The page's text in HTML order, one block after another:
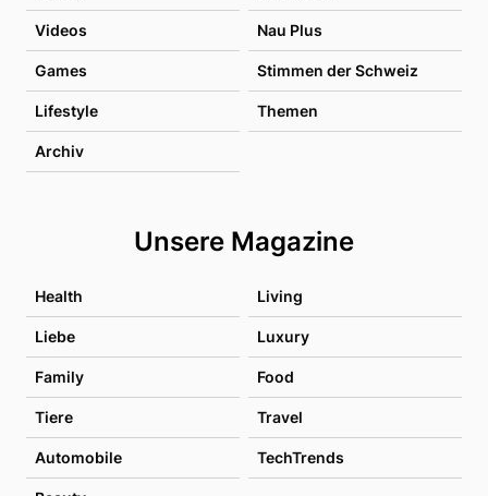
Videos Nau Plus
Games Stimmen der Schweiz
Lifestyle Themen
Archiv
Unsere Magazine
Health Living
Liebe Luxury
Family Food
Tiere Travel
Automobile TechTrends